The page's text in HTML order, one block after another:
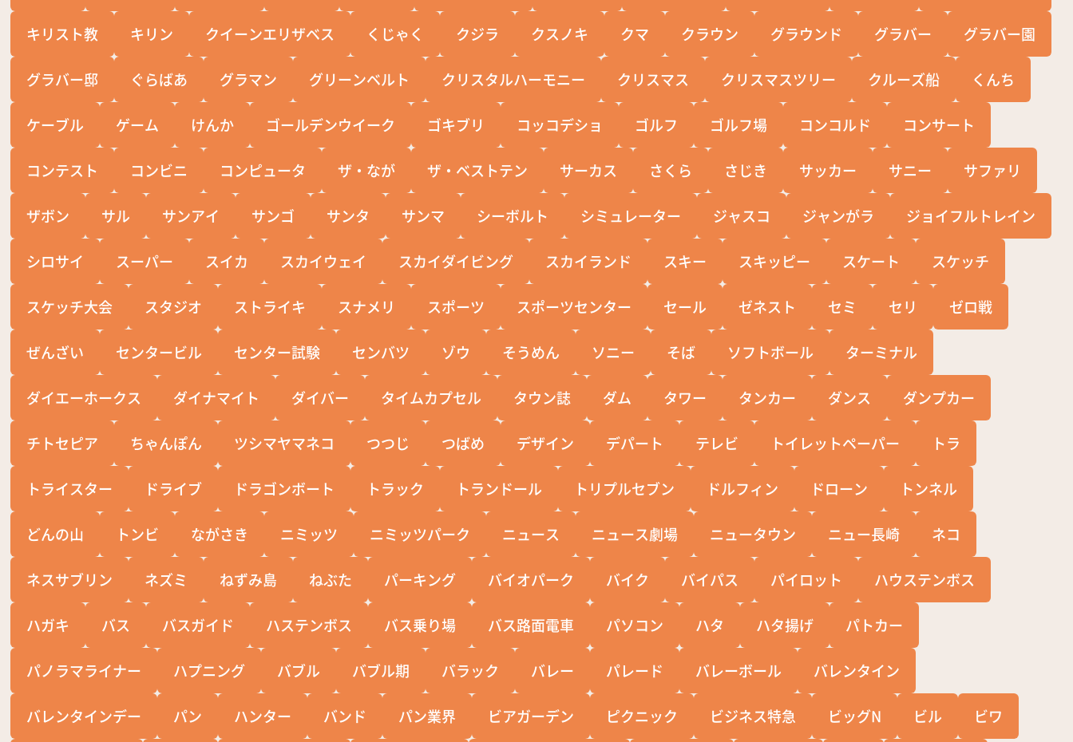
キリスト教 キリン クイーンエリザベス くじゃく クジラ クスノキ クマ クラウン グラウンド グラバー グラバー園
グラバー邸 ぐらばあ グラマン グリーンベルト クリスタルハーモニー クリスマス クリスマスツリー クルーズ船 くんち
ケーブル ゲーム けんか ゴールデンウイーク ゴキブリ コッコデショ ゴルフ ゴルフ場 コンコルド コンサート
コンテスト コンビニ コンピュータ ザ・なが ザ・ベストテン サーカス さくら さじき サッカー サニー サファリ
ザボン サル サンアイ サンゴ サンタ サンマ シーボルト シミュレーター ジャスコ ジャンがラ ジョイフルトレイン
シロサイ スーパー スイカ スカイウェイ スカイダイビング スカイランド スキー スキッピー スケート スケッチ
スケッチ大会 スタジオ ストライキ スナメリ スポーツ スポーツセンター セール ゼネスト セミ セリ ゼロ戦
ぜんざい センタービル センター試験 センバツ ゾウ そうめん ソニー そば ソフトボール ターミナル
ダイエーホークス ダイナマイト ダイバー タイムカプセル タウン誌 ダム タワー タンカー ダンス ダンプカー
チトセピア ちゃんぽん ツシマヤマネコ つつじ つばめ デザイン デパート テレビ トイレットペーパー トラ
トライスター ドライブ ドラゴンボート トラック トランドール トリプルセブン ドルフィン ドローン トンネル
どんの山 トンビ ながさき ニミッツ ニミッツパーク ニュース ニュース劇場 ニュータウン ニュー長崎 ネコ
ネスサブリン ネズミ ねずみ島 ねぶた パーキング バイオパーク バイク バイパス パイロット ハウステンボス
ハガキ バス バスガイド ハステンボス バス乗り場 バス路面電車 パソコン ハタ ハタ揚げ パトカー
パノラマライナー ハプニング バブル バブル期 バラック バレー パレード バレーボール バレンタイン
バレンタインデー パン ハンター バンド パン業界 ビアガーデン ピクニック ビジネス特急 ビッグN ビル ビワ